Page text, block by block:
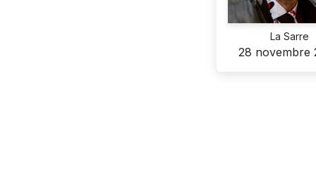
La Sarre
28 novembre